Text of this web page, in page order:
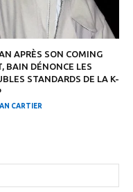
APRÈS SON COMING
BAIN DÉNONCE LES
STANDARDS DE LA K-
CARTIER
: